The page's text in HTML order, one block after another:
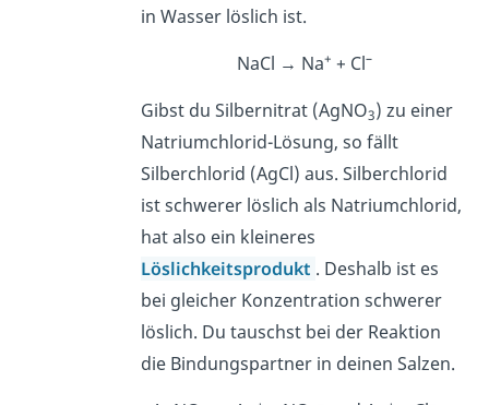
in Wasser löslich ist.
NaCl → Na+ + Cl–
Gibst du Silbernitrat (AgNO3) zu einer
Natriumchlorid-Lösung, so fällt
Silberchlorid (AgCl) aus. Silberchlorid
ist schwerer löslich als Natriumchlorid,
hat also ein kleineres
Löslichkeitsprodukt . Deshalb ist es
bei gleicher Konzentration schwerer
löslich. Du tauschst bei der Reaktion
die Bindungspartner in deinen Salzen.